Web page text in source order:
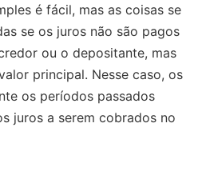
é fácil, mas as coisas se
se os juros não são pagos
ou o depositante, mas
principal. Nesse caso, os
os períodos passados
juros a serem cobrados no